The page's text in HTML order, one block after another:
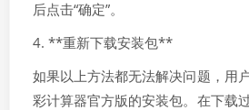
后点击“确定”。
4. **重新下载安装包**
如果以上方法都无法解决问题，用
彩计算器官方版的安装包。在下载